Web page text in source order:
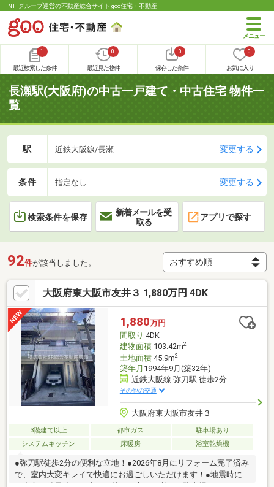
NTTグループ運営の不動産総合サイト goo住宅・不動産
1
最近検索した条件
0
最近見た物件
0
保存した条件
0
お気に入り
長瀬駅(大阪府)の中古一戸建て・中古住宅 物件一
覧
駅 近鉄大阪線/長瀬 変更する
条件 指定なし 変更する
検索条件を保存
新着メールを受
取る
アプリで探す
92件が該当しました。
大阪府東大阪市友井３ 1,880万円 4DK
1,880万円
間取り 4DK
建物面積103.42m2
土地面積45.9m2
築年月 1994年9月(築32年)
近鉄大阪線 弥刀駅 徒歩2分
その他の交通
大阪府東大阪市友井３
3階建て以上 都市ガス
駐車場あり
システムキッチン
床暖房 浴室乾燥機
●弥刀駅徒歩2分の便利な立地！●2026年8月にリフォーム完了済み
で、室内大変キレイで快適にお過ごしいただけます！●地震時に